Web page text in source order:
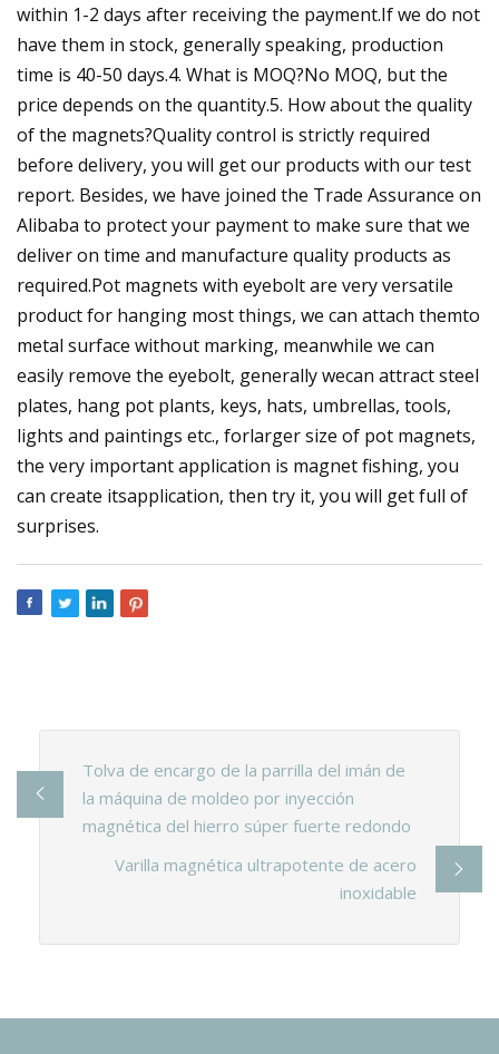
within 1-2 days after receiving the payment.If we do not
have them in stock, generally speaking, production
time is 40-50 days.4. What is MOQ?No MOQ, but the
price depends on the quantity.5. How about the quality
of the magnets?Quality control is strictly required
before delivery, you will get our products with our test
report. Besides, we have joined the Trade Assurance on
Alibaba to protect your payment to make sure that we
deliver on time and manufacture quality products as
required.Pot magnets with eyebolt are very versatile
product for hanging most things, we can attach themto
metal surface without marking, meanwhile we can
easily remove the eyebolt, generally wecan attract steel
plates, hang pot plants, keys, hats, umbrellas, tools,
lights and paintings etc., forlarger size of pot magnets,
the very important application is magnet fishing, you
can create itsapplication, then try it, you will get full of
surprises.
Tolva de encargo de la parrilla del imán de
la máquina de moldeo por inyección
magnética del hierro súper fuerte redondo
Varilla magnética ultrapotente de acero
inoxidable